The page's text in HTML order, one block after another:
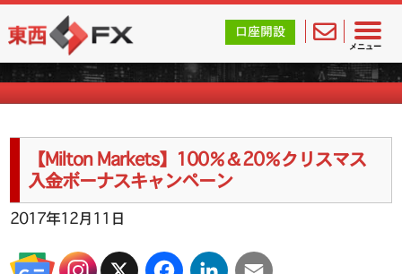
メニュー
東西FX｜海外FX会社（ブローカー）の無料口座開設サポ
口座開設
海外FXのキャンペーン情報
【Milton Markets】100％＆20％クリスマス
入金ボーナスキャンペーン
2017年12月11日